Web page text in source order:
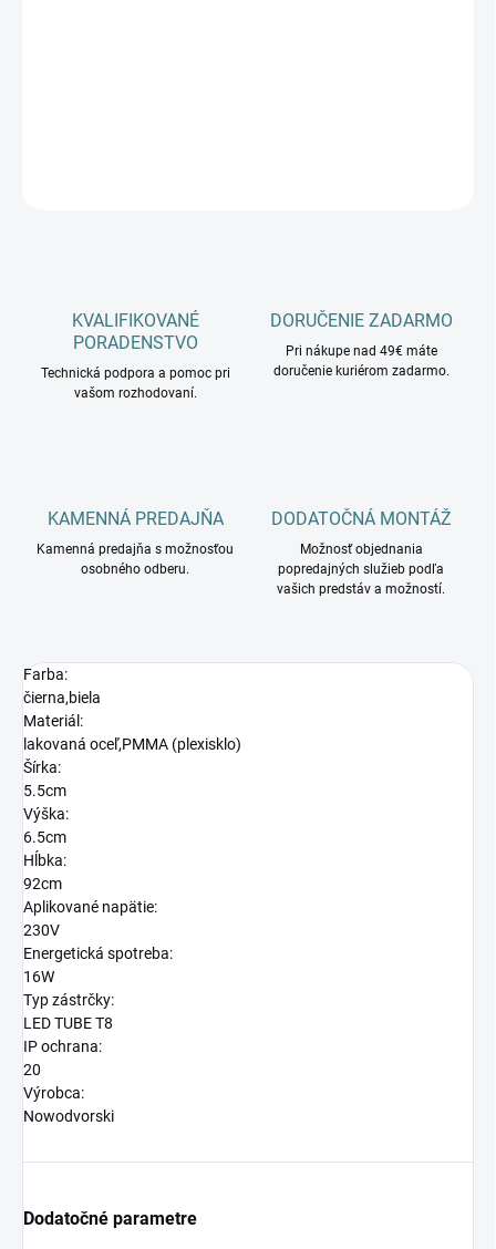
KVALIFIKOVANÉ
PORADENSTVO
Technická podpora a pomoc pri
vašom rozhodovaní.
DORUČENIE ZADARMO
Pri nákupe nad 49€ máte
doručenie kuriérom zadarmo.
KAMENNÁ PREDAJŇA
Kamenná predajňa s možnosťou
osobného odberu.
DODATOČNÁ MONTÁŽ
Možnosť objednania
popredajných služieb podľa
vašich predstáv a možností.
Farba:
čierna,biela
Materiál:
lakovaná oceľ,PMMA (plexisklo)
Šírka:
5.5cm
Výška:
6.5cm
Hĺbka:
92cm
Aplikované napätie:
230V
Energetická spotreba:
16W
Typ zástrčky:
LED TUBE T8
IP ochrana:
20
Výrobca:
Nowodvorski
Dodatočné parametre